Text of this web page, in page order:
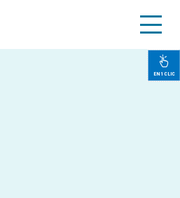
EN 1 CLIC